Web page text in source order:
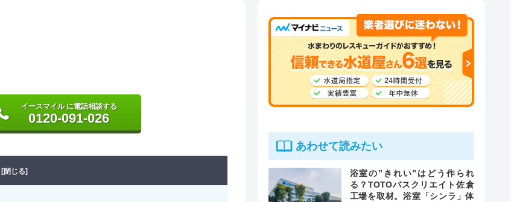
イースマイル に電話相談する
0120-091-026
[閉じる]
あわせて読みたい
浴室の”きれい”はどう作られ
る？TOTOバスクリエイト佐倉
工場を取材。浴室「シンラ」体